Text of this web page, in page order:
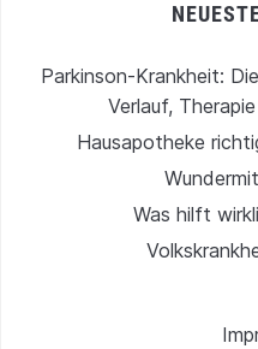
Parkinson-Krankheit:
Verlauf,
Hausapotheke
Was hilft